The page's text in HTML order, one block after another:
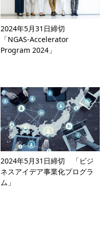
2024年5月31日締切
「NGAS-Accelerator
Program 2024」
2024年5月31日締切 「ビジ
ネスアイデア事業化プログラ
ム」